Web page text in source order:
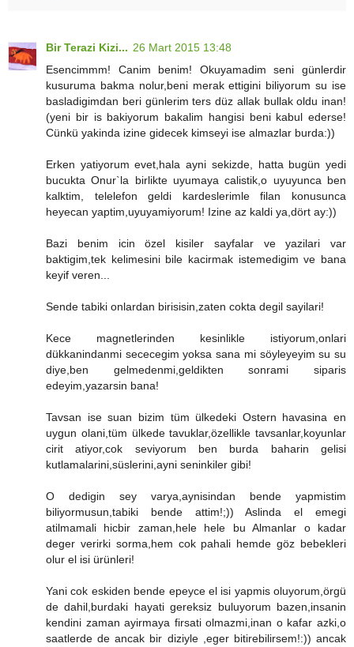
Bir Terazi Kizi... 26 Mart 2015 13:48
Esencimmm! Canim benim! Okuyamadim seni günlerdir
kusuruma bakma nolur,beni merak ettigini biliyorum su ise
basladigimdan beri günlerim ters düz allak bullak oldu inan!
(yeni bir is bakiyorum bakalim hangisi beni kabul ederse!
Cünkü yakinda izine gidecek kimseyi ise almazlar burda:))
Erken yatiyorum evet,hala ayni sekizde, hatta bugün yedi
bucukta Onur`la birlikte uyumaya calistik,o uyuyunca ben
kalktim, telelefon geldi kardeslerimle filan konusunca
heyecan yaptim,uyuyamiyorum! Izine az kaldi ya,dört ay:))
Bazi benim icin özel kisiler sayfalar ve yazilari var
baktigim,tek kelimesini bile kacirmak istemedigim ve bana
keyif veren...
Sende tabiki onlardan birisisin,zaten cokta degil sayilari!
Kece magnetlerinden kesinlikle istiyorum,onlari
dükkanindanmi sececegim yoksa sana mi söyleyeyim su su
diye,ben gelmedenmi,geldikten sonrami siparis
edeyim,yazarsin bana!
Tavsan ise suan bizim tüm ülkedeki Ostern havasina en
uygun olani,tüm ülkede tavuklar,özellikle tavsanlar,koyunlar
cirit atiyor,cok seviyorum ben burda baharin gelisi
kutlamalarini,süslerini,ayni seninkiler gibi!
O dedigin sey varya,aynisindan bende yapmistim
biliyormusun,tabiki bende attim!;)) Aslinda el emegi
atilmamali hicbir zaman,hele hele bu Almanlar o kadar
deger verirki sorma,hem cok pahali hemde göz bebekleri
olur el isi ürünleri!
Yani cok eskiden bende epeyce el isi yapmis oluyorum,örgü
de dahil,burdaki hayati gereksiz buluyorum bazen,insanin
kendini zaman ayirmaya firsati olmazmi,inan o kafar azki,o
saatlerde de ancak bir diziyle ,eger bitirebilirsem!:)) ancak